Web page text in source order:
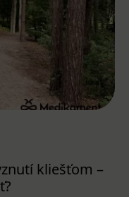
kliešťom –